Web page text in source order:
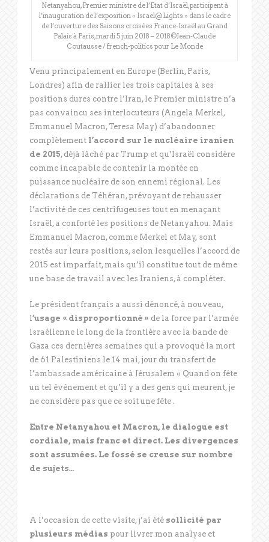
Netanyahou, Premier ministre de l’Etat d’Israël, participent à
l’inauguration de l’exposition « Israel@Lights » dans le cadre
de l’ouverture des Saisons croisées France-Israël au Grand
Palais à Paris, mardi 5 juin 2018 – 2018©Jean-Claude
Coutausse / french-politics pour Le Monde
Venu principalement en Europe (Berlin, Paris,
Londres) afin de rallier les trois capitales à ses
positions dures contre l’Iran, le Premier ministre n’a
pas convaincu ses interlocuteurs (Angela Merkel,
Emmanuel Macron, Teresa May) d’abandonner
complètement l’accord sur le nucléaire iranien
de 2015, déjà lâché par Trump et qu’Israël considère
comme incapable de contenir la montée en
puissance nucléaire de son ennemi régional. Les
déclarations de Téhéran, prévoyant de rehausser
l’activité de ces centrifugeuses tout en menaçant
Israël, a conforté les positions de Netanyahou. Mais
Emmanuel Macron, comme Merkel et May, sont
restés sur leurs positions, selon lesquelles l’accord de
2015 est imparfait, mais qu’il constitue tout de même
une base de travail avec les Iraniens, à compléter.
Le président français a aussi dénoncé, à nouveau,
l ‘usage « disproportionné » de la force par l’armée
israélienne le long de la frontière avec la bande de
Gaza ces dernières semaines qui a provoqué la mort
de 61 Palestiniens le 14 mai, jour du transfert de
l’ambassade américaine à Jérusalem « Quand on fête
un tel événement et qu’il y a des gens qui meurent, je
ne considère pas que ce soit une fête .
Entre Netanyahou et Macron, le dialogue est
cordiale, mais franc et direct. Les divergences
sont assumées. Le fossé se creuse sur nombre
de sujets…
A l’occasion de cette visite, j’ai été sollicité par
plusieurs médias pour livrer mon analyse et